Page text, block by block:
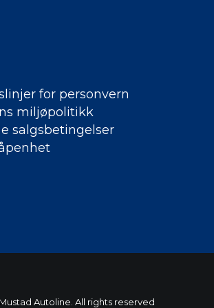
for personvern
miljøpolitikk
salgsbetingelser
Autoline. All rights reserved